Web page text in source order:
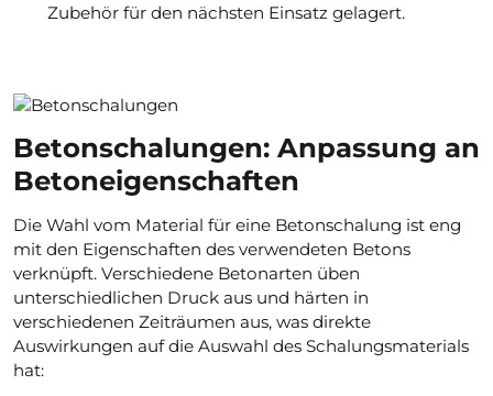
Zubehör für den nächsten Einsatz gelagert.
Betonschalungen: Anpassung an
Betoneigenschaften
Die Wahl vom Material für eine Betonschalung ist eng
mit den Eigenschaften des verwendeten Betons
verknüpft. Verschiedene Betonarten üben
unterschiedlichen Druck aus und härten in
verschiedenen Zeiträumen aus, was direkte
Auswirkungen auf die Auswahl des Schalungsmaterials
hat: